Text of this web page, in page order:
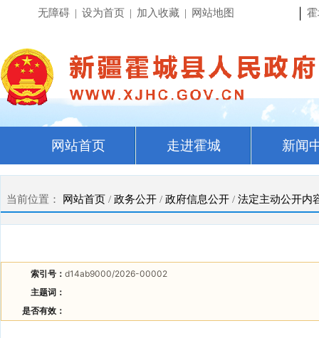
无障碍 | 设为首页 | 加入收藏 | 网站地图
网站首页 走进霍城 新闻
当前位置： 网站首页 / 政务公开 / 政府信息公开 / 法定主动公开内
索引号： d14ab9000/2026-00002
主题词：
是否有效：